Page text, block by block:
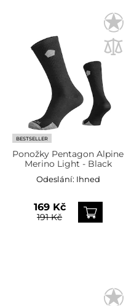
BESTSELLER
Ponožky Pentagon Alpine
Merino Light - Black
Odeslání: Ihned
169 Kč
191 Kč